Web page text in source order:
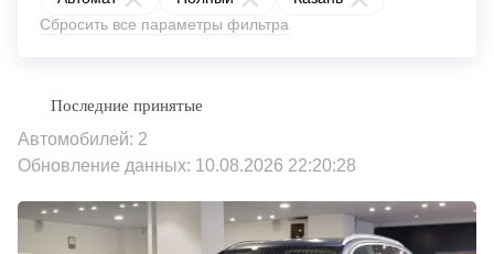
Сбросить все параметры фильтра
Автомобилей: 2
Обновление данных: 10.08.2026 22:20:28